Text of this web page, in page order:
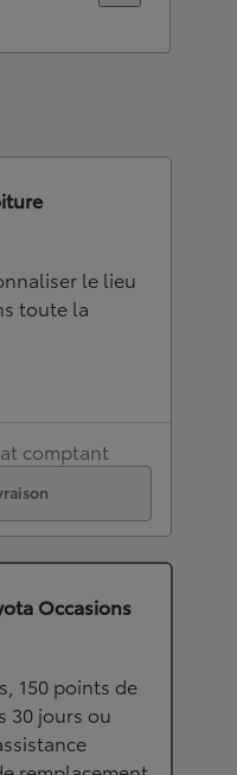
le lieu
toute la
comptant
Occasions
150 points de
30 jours ou